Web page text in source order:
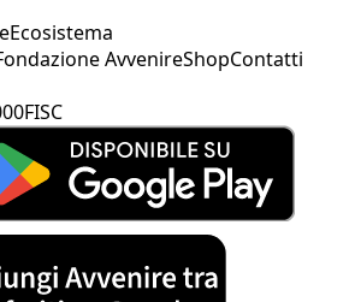
Ecosistema
AvvenireShopContatti
FISC